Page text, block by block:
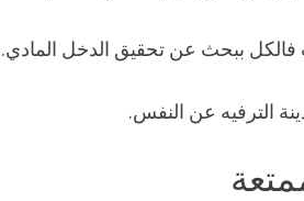
فالكل ببحث عن تحقيق الدخل المادي.
الترفيه عن النفس.